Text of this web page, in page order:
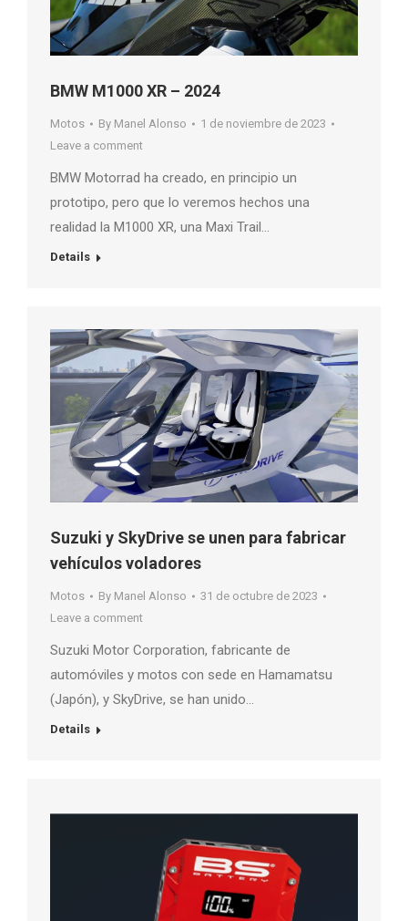
BMW M1000 XR – 2024
Motos By Manel Alonso
1 de noviembre de 2023
Leave a comment
BMW Motorrad ha creado, en principio un
prototipo, pero que lo veremos hechos una
realidad la M1000 XR, una Maxi Trail…
Details
Suzuki y SkyDrive se unen para fabricar
vehículos voladores
Motos By Manel Alonso
31 de octubre de 2023
Leave a comment
Suzuki Motor Corporation, fabricante de
automóviles y motos con sede en Hamamatsu
(Japón), y SkyDrive, se han unido…
Details